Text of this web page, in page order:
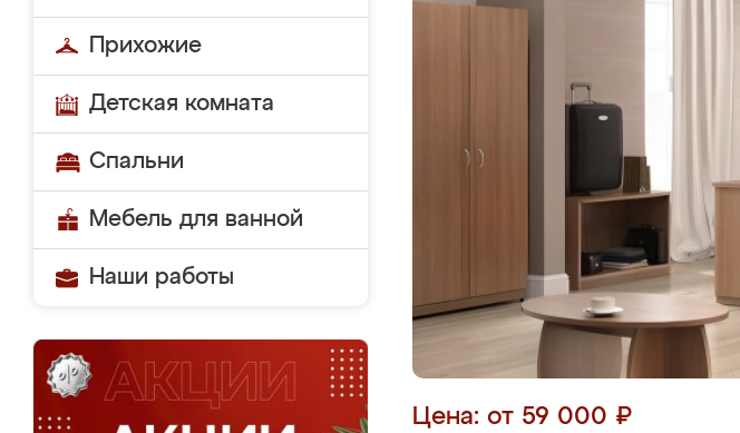
Прихожие
Детская комната
Спальни
Мебель для ванной
Наши работы
Цена: от 59 000 ₽